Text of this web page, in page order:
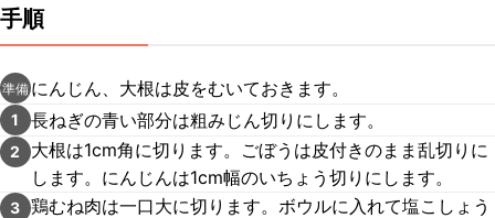
手順
準備 にんじん、大根は皮をむいておきます。
1 長ねぎの青い部分は粗みじん切りにします。
2
大根は1cm角に切ります。ごぼうは皮付きのまま乱切りに
します。にんじんは1cm幅のいちょう切りにします。
3 鶏むね肉は一口大に切ります。ボウルに入れて塩こしょう